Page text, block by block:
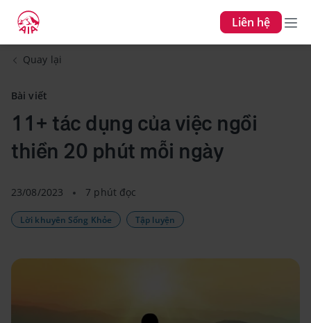
Liên hệ
Quay lại
Bài viết
11+ tác dụng của việc ngồi
thiền 20 phút mỗi ngày
23/08/2023 7 phút đọc
Lời khuyên Sống Khỏe Tập luyện